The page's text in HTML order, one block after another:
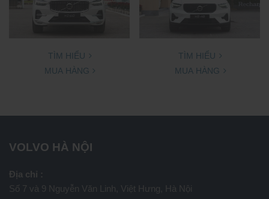
TÌM HIỂU
MUA HÀNG
TÌM HIỂU
MUA HÀNG
VOLVO HÀ NỘI
Địa chỉ :
Số 7 và 9 Nguyễn Văn Linh, Việt Hưng, Hà Nội